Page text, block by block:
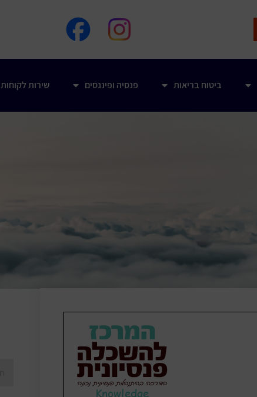
ביטוח בריאות פנסיה ופיננסים שירות לקוחות